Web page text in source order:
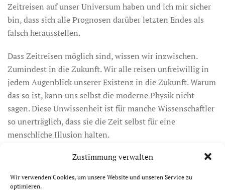
Zustimmung verwalten
Wir verwenden Cookies, um unsere Website und unseren Service zu
optimieren.
Zeitreisen auf unser Universum haben und ich mir sicher
bin, dass sich alle Prognosen darüber letzten Endes als
falsch herausstellen.
Dass Zeitreisen möglich sind, wissen wir inzwischen.
Zumindest in die Zukunft. Wir alle reisen unfreiwillig in
jedem Augenblick unserer Existenz in die Zukunft. Warum
das so ist, kann uns selbst die moderne Physik nicht
sagen. Diese Unwissenheit ist für manche Wissenschaftler
so unerträglich, dass sie die Zeit selbst für eine
menschliche Illusion halten.
Einstein hat uns gezeigt, dass Reisen in die Zukunft
und fast mit Lichtgeschwindigkeit durch das All fliegen,